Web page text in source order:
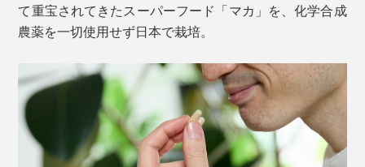
て重宝されてきたスーパーフード「マカ」を、化学合成
農薬を一切使用せず日本で栽培。